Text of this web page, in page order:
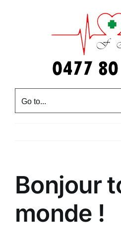
Go to...
Bonjour
monde !